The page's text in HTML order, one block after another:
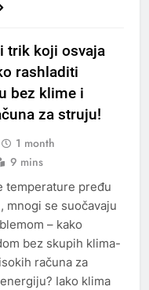
trik koji osvaja
rashladiti
bez klime i
za struju!
1 month
9 mins
temperature pređu
mnogi se suočavaju
– kako
bez skupih klima-
računa za
Iako klima